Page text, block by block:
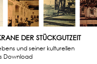
DER STÜCKGUTZEIT
und seiner kulturellen
Download